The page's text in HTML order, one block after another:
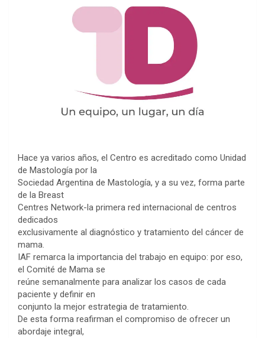
Hace ya varios años, el Centro es acreditado como Unidad
de Mastología por la
Sociedad Argentina de Mastología, y a su vez, forma parte
de la Breast
Centres Network-la primera red internacional de centros
dedicados
exclusivamente al diagnóstico y tratamiento del cáncer de
mama.
IAF remarca la importancia del trabajo en equipo: por eso,
el Comité de Mama se
reúne semanalmente para analizar los casos de cada
paciente y definir en
conjunto la mejor estrategia de tratamiento.
De esta forma reafirman el compromiso de ofrecer un
abordaje integral,